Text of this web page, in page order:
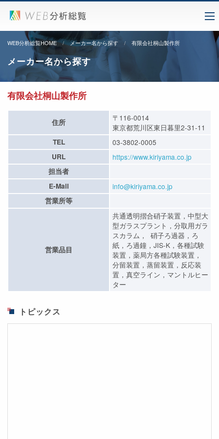
WEB分析総覧HOME メーカー名から探す 有限会社桐山製作所
メーカー名から探す
有限会社桐山製作所
住所
〒116-0014
東京都荒川区東日暮里2-31-11
TEL 03-3802-0005
URL https://www.kiriyama.co.jp
担当者
E-Mail
info@kiriyama.co.jp
営業所等
営業品目
共通透明摺合硝子装置，中型大
型ガラスプラント，分取用ガラ
スカラム， 硝子ろ過器，ろ
紙，ろ過鐘，JIS-K，各種試験
装置，薬局方各種試験装置，
分留装置，蒸留装置，反応装
置，真空ライン，マントルヒー
ター
トピックス